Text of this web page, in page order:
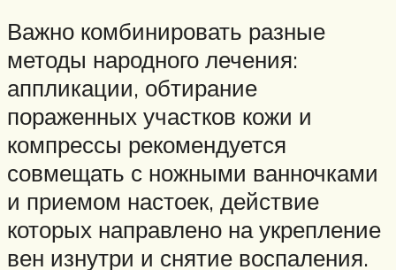
Важно комбинировать разные
методы народного лечения:
аппликации, обтирание
пораженных участков кожи и
компрессы рекомендуется
совмещать с ножными ванночками
и приемом настоек, действие
которых направлено на укрепление
вен изнутри и снятие воспаления.